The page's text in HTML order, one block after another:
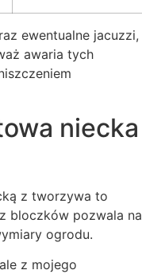
ewentualne jacuzzi,
awaria tych
niecka
z tworzywa to
bloczków pozwala na
ogrodu.
z mojego